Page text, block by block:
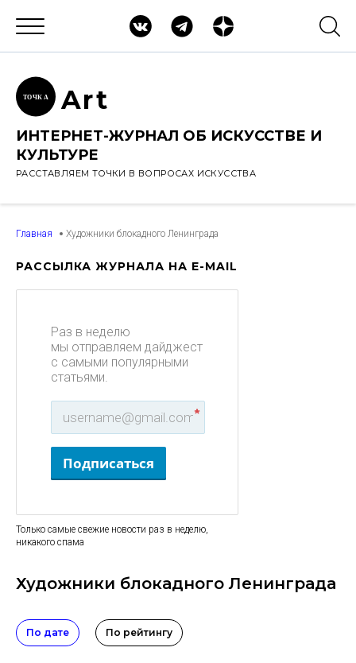
ТОЧК А Art
ИНТЕРНЕТ-ЖУРНАЛ ОБ ИСКУССТВЕ И
КУЛЬТУРЕ
РАССТАВЛЯЕМ ТОЧКИ В ВОПРОСАХ ИСКУССТВА
Главная Художники блокадного Ленинграда
РАССЫЛКА ЖУРНАЛА НА E-MAIL
Раз в неделю
мы отправляем дайджест
с самыми популярными
статьями.
*
Подписаться
Только самые свежие новости раз в неделю,
никакого спама
Художники блокадного Ленинграда
По дате По рейтингу